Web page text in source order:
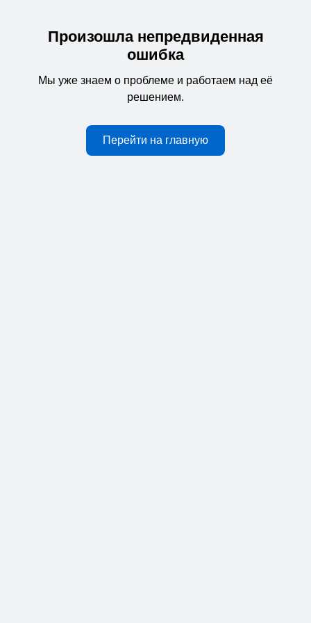
Произошла непредвиденная
ошибка
Мы уже знаем о проблеме и работаем над её
решением.
Перейти на главную